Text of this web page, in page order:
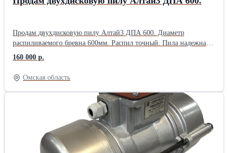
Продам двухдисковую пилу Алтай3 ДПА 600. Диаметр
распиливаемого бревна 600мм. Распил точный. Пила надежная,
простая не требует специальных познаний. Длина рельс
10метров.Максимальная длина распиливаемог бревна 8метров.
Усовершенсовован механизм зажима бревна. Усилены кожухи
пил, которые являются основной причиной порчи победитовых
напаек. Цена 240 000 руб. Торг уместен. В дополнение
предлагаем комплект пил 15000,00 руб. Запасной
электродвигатель 15000,00 руб.
160 000 р.
Омская область